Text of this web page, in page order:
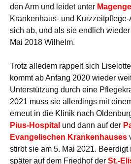
den Arm und leidet unter
Krankenhaus- und
sich ab, und als sie endlich
Mai 2018 Wilhelm.
Trotz alledem rappelt sich
kommt ab Anfang 2020 wieder
Unterstützung durch eine
2021 muss sie allerdings mit
erneut in die Klinik nach
Pius-Hospital und dann auf der
Evangelischen Krankenhauses
stirbt sie am 5. Mai 2021.
später auf dem Friedhof der St.-